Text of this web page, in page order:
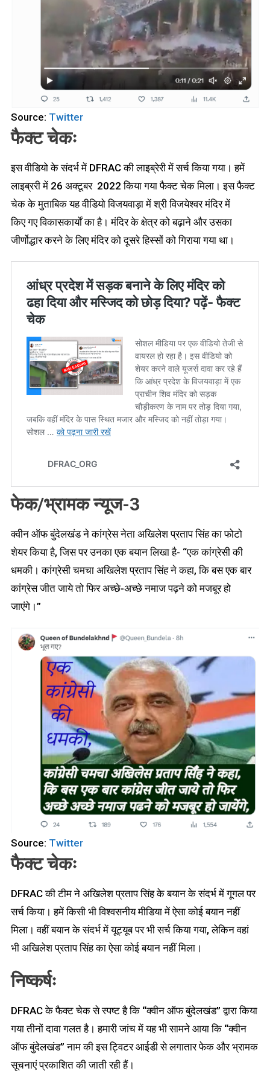
Source: Twitter
फैक्ट चेकः
इस वीडियो के संदर्भ में DFRAC की लाइब्रेरी में सर्च किया गया। हमें
लाइब्ररी में 26 अक्टूबर 2022 किया गया फैक्ट चेक मिला। इस फैक्ट
चेक के मुताबिक यह वीडियो विजयवाड़ा में श्री विजयेश्वर मंदिर में
किए गए विकासकार्यों का है। मंदिर के क्षेत्र को बढ़ाने और उसका
जीर्णोद्धार करने के लिए मंदिर को दूसरे हिस्सों को गिराया गया था।
फेक/भ्रामक न्यूज-3
क्वीन ऑफ बुंदेलखंड ने कांग्रेस नेता अखिलेश प्रताप सिंह का फोटो
शेयर किया है, जिस पर उनका एक बयान लिखा है- “एक कांग्रेसी की
धमकी। कांग्रेसी चमचा अखिलेश प्रताप सिंह ने कहा, कि बस एक बार
कांग्रेस जीत जाये तो फिर अच्छे-अच्छे नमाज पढ़ने को मजबूर हो
जाएंगे।”
Source: Twitter
फैक्ट चेकः
DFRAC की टीम ने अखिलेश प्रताप सिंह के बयान के संदर्भ में गूगल पर
सर्च किया। हमें किसी भी विश्वसनीय मीडिया में ऐसा कोई बयान नहीं
मिला। वहीं बयान के संदर्भ में यूट्यूब पर भी सर्च किया गया, लेकिन वहां
भी अखिलेश प्रताप सिंह का ऐसा कोई बयान नहीं मिला।
निष्कर्षः
DFRAC के फैक्ट चेक से स्पष्ट है कि “क्वीन ऑफ बुंदेलखंड” द्वारा किया
गया तीनों दावा गलत है। हमारी जांच में यह भी सामने आया कि “क्वीन
ऑफ बुंदेलखंड” नाम की इस ट्विटर आईडी से लगातार फेक और भ्रामक
सूचनाएं प्रकाशित की जाती रही हैं।